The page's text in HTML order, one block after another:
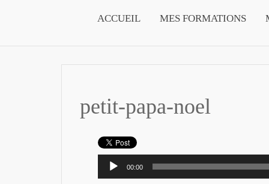
ACCUEIL MES FORMATIONS
petit-papa-noel
Lecteur
audio
00:00